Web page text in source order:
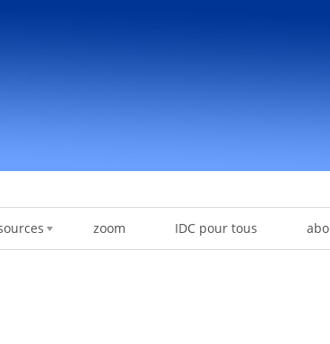
zoom IDC pour tous